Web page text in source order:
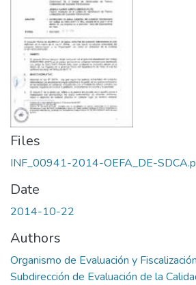
Files
INF_00941-2014-OEFA_DE-
Date
2014-10-22
Authors
Organismo de Evaluación y
Subdirección de Evaluación de la